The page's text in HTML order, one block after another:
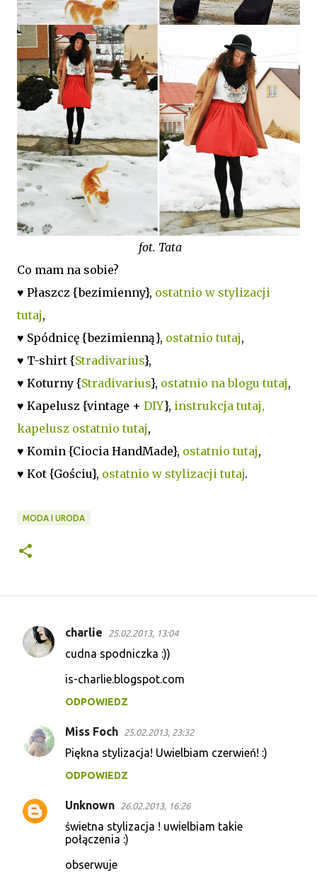
fot. Tata
Co mam na sobie?
♥ Płaszcz {bezimienny}, ostatnio w stylizacji
tutaj,
♥ Spódnicę {bezimienną}, ostatnio tutaj,
♥ T-shirt {Stradivarius},
♥ Koturny {Stradivarius}, ostatnio na blogu tutaj,
♥ Kapelusz {vintage + DIY}, instrukcja tutaj,
kapelusz ostatnio tutaj,
♥ Komin {Ciocia HandMade}, ostatnio tutaj,
♥ Kot {Gościu}, ostatnio w stylizacji tutaj.
MODA I URODA
K
t
z
e
charlie 25.02.2013, 13:04
cudna spodniczka :))
is-charlie.blogspot.com
ODPOWIEDZ
Miss Foch 25.02.2013, 23:32
Piękna stylizacja! Uwielbiam czerwień! :)
ODPOWIEDZ
Unknown 26.02.2013, 16:26
świetna stylizacja ! uwielbiam takie
połączenia :)
obserwuje